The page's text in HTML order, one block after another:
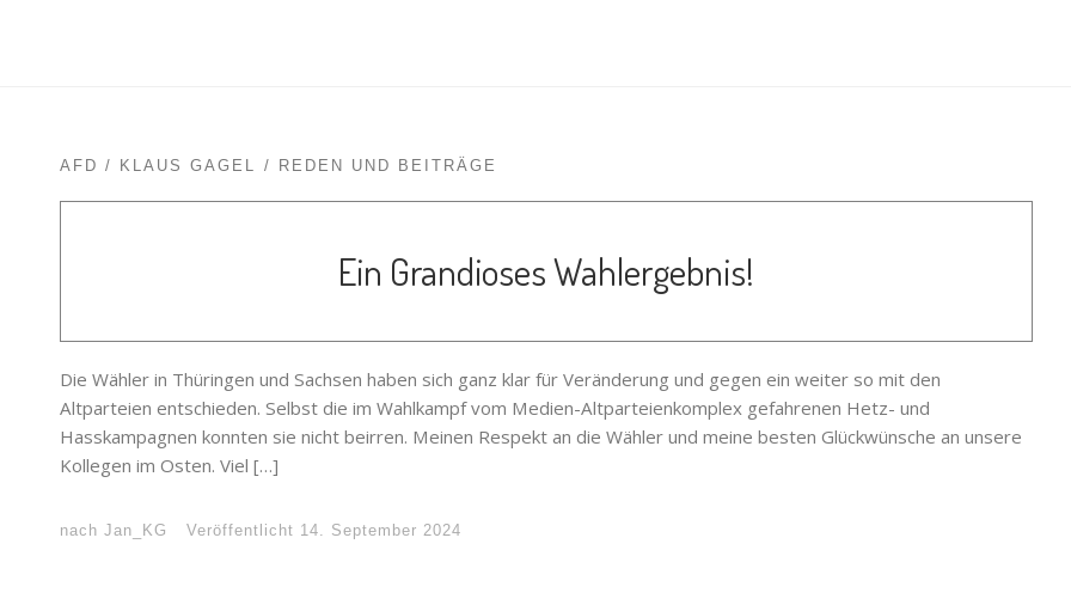
AFD KLAUS GAGEL REDEN UND BEITRÄGE
Ein Grandioses Wahlergebnis!
Die Wähler in Thüringen und Sachsen haben sich ganz klar für Veränderung und gegen ein weiter so mit den
Altparteien entschieden. Selbst die im Wahlkampf vom Medien-Altparteienkomplex gefahrenen Hetz- und
Hasskampagnen konnten sie nicht beirren. Meinen Respekt an die Wähler und meine besten Glückwünsche an unsere
Kollegen im Osten. Viel […]
nach Jan_KG Veröffentlicht 14. September 2024